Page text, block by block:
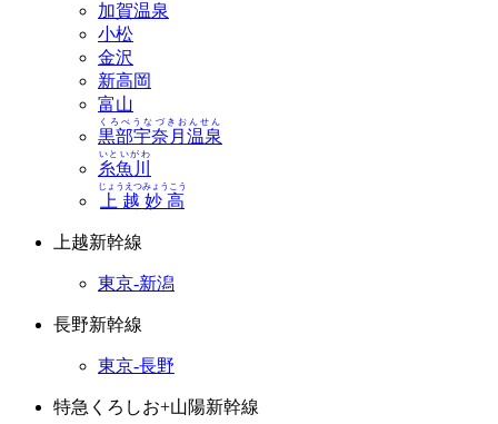
加賀温泉
小松
金沢
新高岡
富山
黒部宇奈月温泉
くろべうなづきおんせん
糸魚川
いといがわ
上越妙高
じょうえつみょうこう
上越新幹線
東京-新潟
長野新幹線
東京-長野
特急くろしお+山陽新幹線